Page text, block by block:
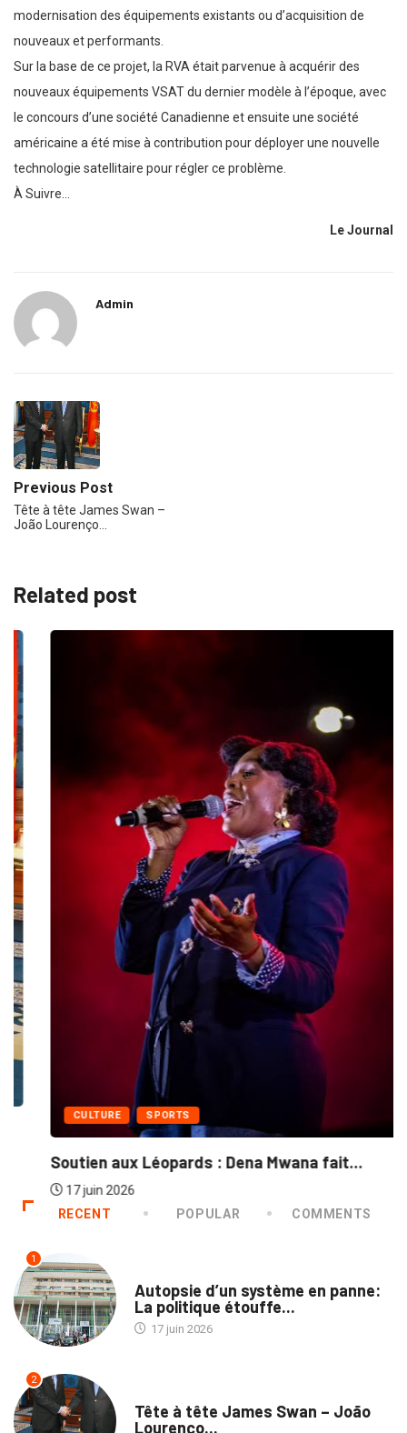
modernisation des équipements existants ou d’acquisition de
nouveaux et performants.
Sur la base de ce projet, la RVA était parvenue à acquérir des
nouveaux équipements VSAT du dernier modèle à l’époque, avec
le concours d’une société Canadienne et ensuite une société
américaine a été mise à contribution pour déployer une nouvelle
technologie satellitaire pour régler ce problème.
À Suivre…
Le Journal
Admin
Previous Post
Tête à tête James Swan –
João Lourenço…
Related post
CULTURE SPORTS
Soutien aux Léopards : Dena Mwana fait...
17 juin 2026
RECENT
POPULAR COMMENTS
1
Autopsie d’un système en panne:
La politique étouffe...
17 juin 2026
2
Tête à tête James Swan – João
Lourenço...